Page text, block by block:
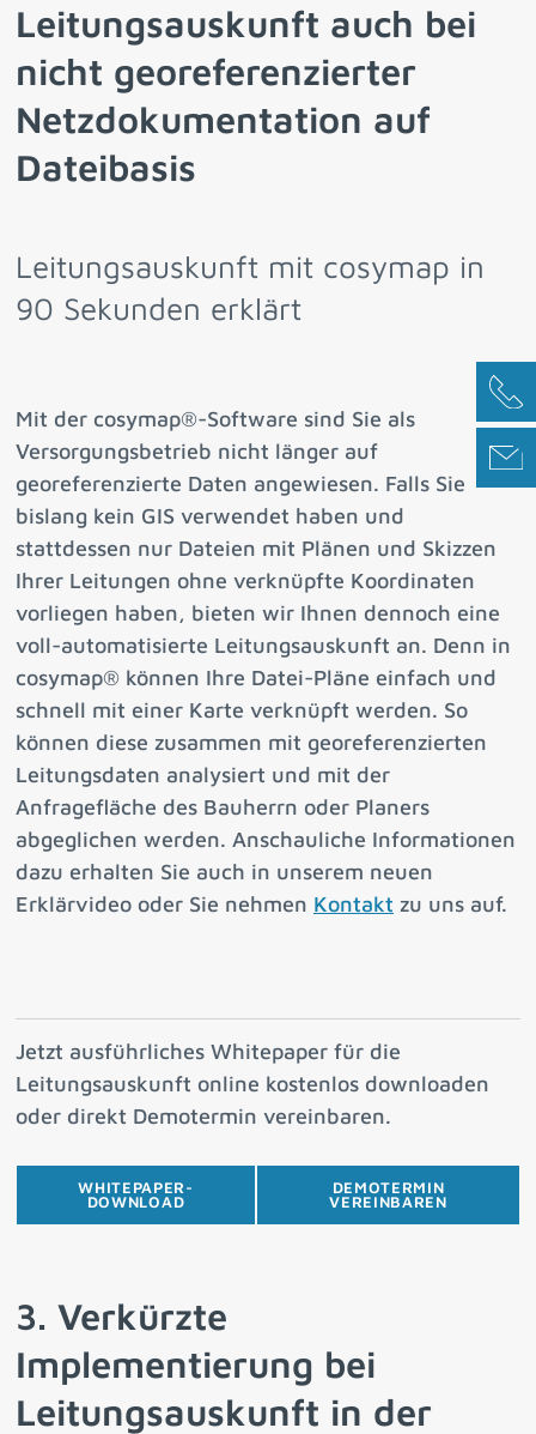
Leitungsauskunft auch bei
nicht georeferenzierter
Netzdokumentation auf
Dateibasis
Leitungsauskunft mit cosymap in
90 Sekunden erklärt
Mit der cosymap®-Software sind Sie als
Versorgungsbetrieb nicht länger auf
georeferenzierte Daten angewiesen. Falls Sie
bislang kein GIS verwendet haben und
stattdessen nur Dateien mit Plänen und Skizzen
Ihrer Leitungen ohne verknüpfte Koordinaten
vorliegen haben, bieten wir Ihnen dennoch eine
voll-automatisierte Leitungsauskunft an. Denn in
cosymap® können Ihre Datei-Pläne einfach und
schnell mit einer Karte verknüpft werden. So
können diese zusammen mit georeferenzierten
Leitungsdaten analysiert und mit der
Anfragefläche des Bauherrn oder Planers
abgeglichen werden. Anschauliche Informationen
dazu erhalten Sie auch in unserem neuen
Erklärvideo oder Sie nehmen Kontakt zu uns auf.
Jetzt ausführliches Whitepaper für die
Leitungsauskunft online kostenlos downloaden
oder direkt Demotermin vereinbaren.
WHITEPAPER-
DOWNLOAD
DEMOTERMIN
VEREINBAREN
3. Verkürzte
Implementierung bei
Leitungsauskunft in der